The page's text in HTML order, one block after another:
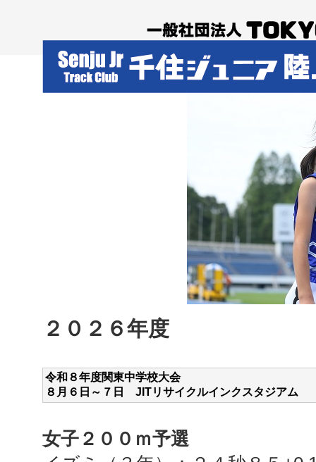
２０２６年度
令和８年度関東中学校大会
８月６ 日～７日 JITリサイクルインクスタジアム
女子２００ｍ予選